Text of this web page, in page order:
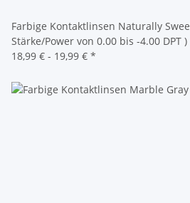
Farbige Kontaktlinsen Naturally
Stärke/Power von 0.00 bis -4.00 DPT )
18,99 € - 19,99 € *